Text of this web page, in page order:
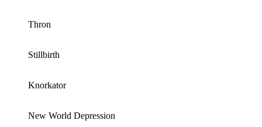
Thron
Stillbirth
Knorkator
New World Depression